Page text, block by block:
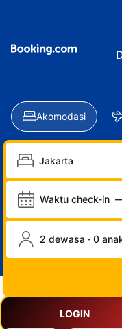
Akomodasi
Waktu check-in
2 dewasa · 0
LOGIN